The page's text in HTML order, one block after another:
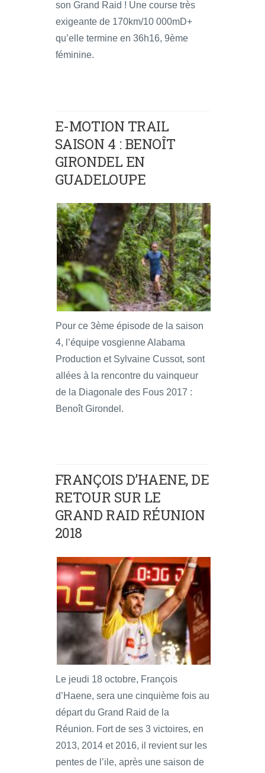
son Grand Raid ! Une course très
exigeante de 170km/10 000mD+
qu’elle termine en 36h16, 9ème
féminine.
E-MOTION TRAIL
SAISON 4 : BENOÎT
GIRONDEL EN
GUADELOUPE
Pour ce 3ème épisode de la saison
4, l’équipe vosgienne Alabama
Production et Sylvaine Cussot, sont
allées à la rencontre du vainqueur
de la Diagonale des Fous 2017 :
Benoît Girondel.
FRANÇOIS D’HAENE, DE
RETOUR SUR LE
GRAND RAID RÉUNION
2018
Le jeudi 18 octobre, François
d’Haene, sera une cinquième fois au
départ du Grand Raid de la
Réunion. Fort de ses 3 victoires, en
2013, 2014 et 2016, il revient sur les
pentes de l’ile, après une saison de